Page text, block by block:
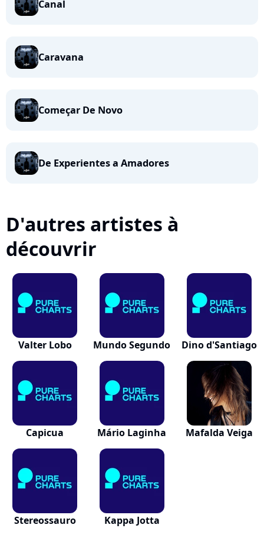
Canal
Caravana
Começar De Novo
De Experientes a Amadores
D'autres artistes à
découvrir
Valter Lobo Mundo Segundo Dino d'Santiago
Capicua Mário Laginha Mafalda Veiga
Stereossauro Kappa Jotta